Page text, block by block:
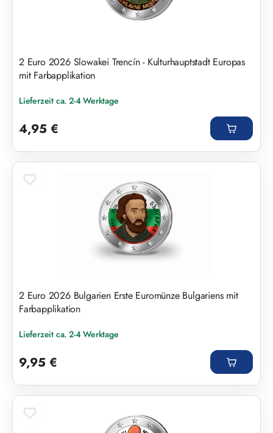
2 Euro 2026 Slowakei Trencín - Kulturhauptstadt Europas
mit Farbapplikation
Lieferzeit ca. 2-4 Werktage
4,95 €
2 Euro 2026 Bulgarien Erste Euromünze Bulgariens mit
Farbapplikation
Lieferzeit ca. 2-4 Werktage
9,95 €